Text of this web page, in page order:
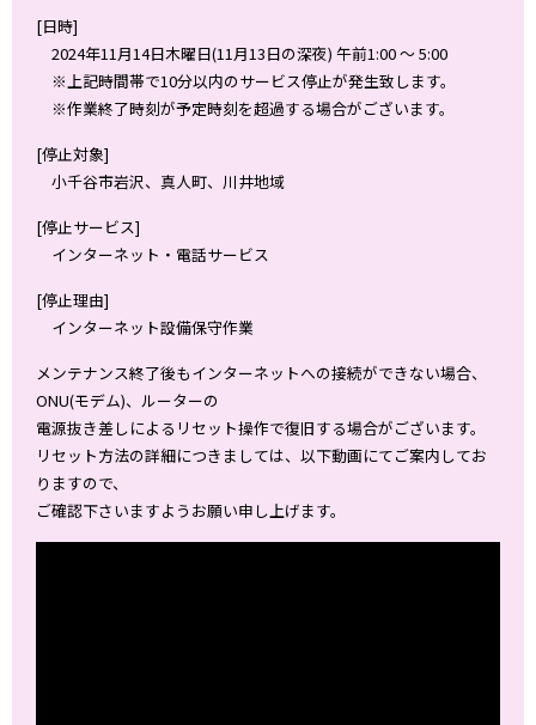
[日時]
2024年11月14日木曜日(11月13日の深夜) 午前1:00 ～ 5:00
※上記時間帯で10分以内のサービス停止が発生致します。
※作業終了時刻が予定時刻を超過する場合がございます。
[停止対象]
小千谷市岩沢、真人町、川井地域
[停止サービス]
インターネット・電話サービス
[停止理由]
インターネット設備保守作業
メンテナンス終了後もインターネットへの接続ができない場合、
ONU(モデム)、ルーターの
電源抜き差しによるリセット操作で復旧する場合がございます。
リセット方法の詳細につきましては、以下動画にてご案内してお
りますので、
ご確認下さいますようお願い申し上げます。